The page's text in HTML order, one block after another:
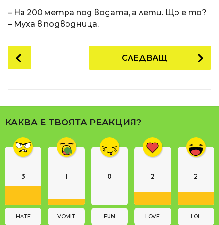
п
р
д
1
о
и
е
и
t
– На 200 метра под водата, а лети. Що е то?
– Муха в подводница.
o
P
a
g
n
o
СЛЕДВАЩ
КАКВА Е ТВОЯТА РЕАКЦИЯ?
3
HATE
1
VOMIT
0
FUN
2
LOVE
2
LOL